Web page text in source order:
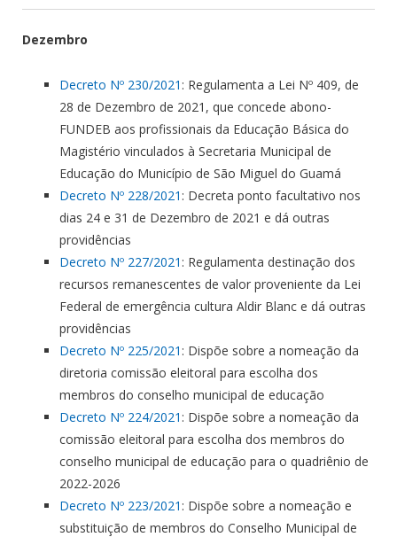
Dezembro
Decreto Nº 230/2021 : Regulamenta a Lei Nº 409, de
28 de Dezembro de 2021, que concede abono-
FUNDEB aos profissionais da Educação Básica do
Magistério vinculados à Secretaria Municipal de
Educação do Município de São Miguel do Guamá
Decreto Nº 228/2021 : Decreta ponto facultativo nos
dias 24 e 31 de Dezembro de 2021 e dá outras
providências
Decreto Nº 227/2021 : Regulamenta destinação dos
recursos remanescentes de valor proveniente da Lei
Federal de emergência cultura Aldir Blanc e dá outras
providências
Decreto Nº 225/2021 : Dispõe sobre a nomeação da
diretoria comissão eleitoral para escolha dos
membros do conselho municipal de educação
Decreto Nº 224/2021 : Dispõe sobre a nomeação da
comissão eleitoral para escolha dos membros do
conselho municipal de educação para o quadriênio de
2022-2026
Decreto Nº 223/2021 : Dispõe sobre a nomeação e
substituição de membros do Conselho Municipal de